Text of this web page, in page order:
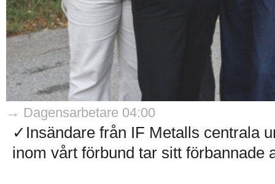
→ Dagensarbetare 04:00
✓Insändare från IF Metalls centrala
inom vårt förbund tar sitt förbannade